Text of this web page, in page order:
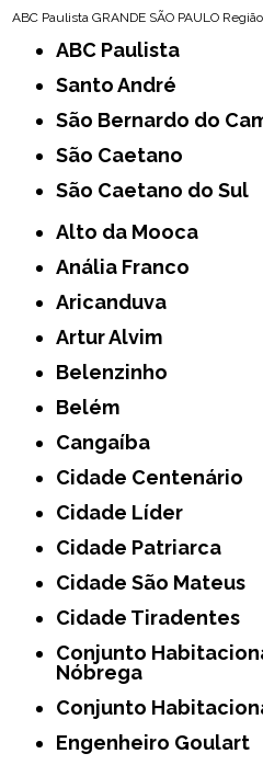
ABC Paulista GRANDE SÃO PAULO
ABC Paulista
Santo André
São Bernardo do
São Caetano
São Caetano do Sul
Alto da Mooca
Anália Franco
Aricanduva
Artur Alvim
Belenzinho
Belém
Cangaíba
Cidade Centenário
Cidade Líder
Cidade Patriarca
Cidade São Mateus
Cidade Tiradentes
Conjunto Habitacional Padre Manoel da
Nóbrega
Conjunto
Engenheiro Goulart